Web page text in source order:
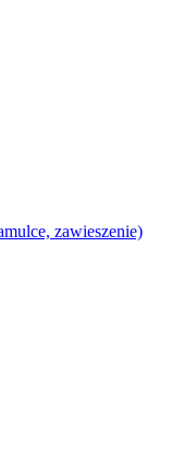
zawieszenie)